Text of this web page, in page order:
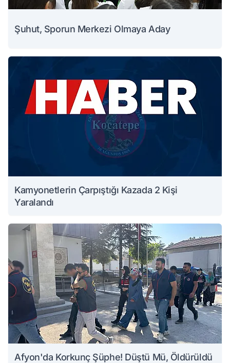
Şuhut, Sporun Merkezi Olmaya Aday
Kamyonetlerin Çarpıştığı Kazada 2 Kişi
Yaralandı
Afyon'da Korkunç Şüphe! Düştü Mü, Öldürüldü